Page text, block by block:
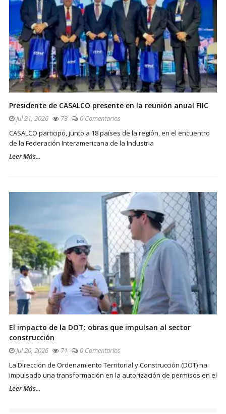
Presidente de CASALCO presente en la reunión anual FIIC
Jul 21, 2026 73
0 Comentarios
CASALCO participó, junto a 18 países de la región, en el encuentro
de la Federación Interamericana de la Industria
Leer Más...
El impacto de la DOT: obras que impulsan al sector
construcción
Jul 20, 2026 71
0 Comentarios
La Dirección de Ordenamiento Territorial y Construcción (DOT) ha
impulsado una transformación en la autorización de permisos en el
Leer Más...